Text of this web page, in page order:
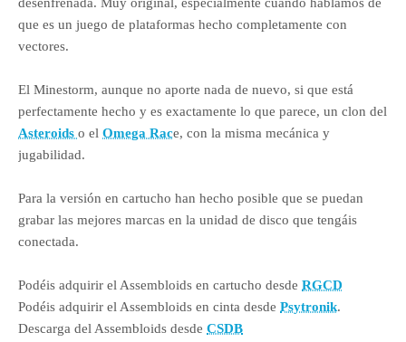
desenfrenada. Muy original, especialmente cuando hablamos de
que es un juego de plataformas hecho completamente con
vectores.
El Minestorm, aunque no aporte nada de nuevo, si que está
perfectamente hecho y es exactamente lo que parece, un clon del
Asteroids o el Omega Race, con la misma mecánica y
jugabilidad.
Para la versión en cartucho han hecho posible que se puedan
grabar las mejores marcas en la unidad de disco que tengáis
conectada.
Podéis adquirir el Assembloids en cartucho desde RGCD
Podéis adquirir el Assembloids en cinta desde Psytronik.
Descarga del Assembloids desde CSDB